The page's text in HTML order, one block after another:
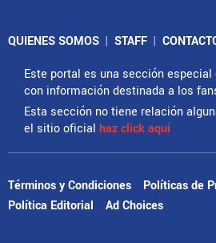
QUIENES SOMOS | STAFF |
Este portal es una sección
con información destinada a los
Esta sección no tiene relación
el sitio oficial haz click aquí
Términos y Condiciones
Políticas de
Política Editorial
Ad Choices